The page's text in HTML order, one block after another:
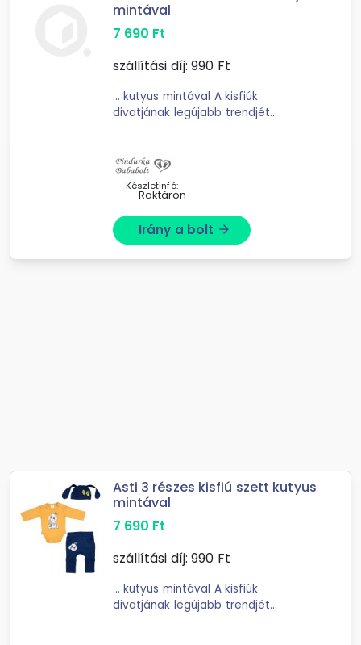
mintával
7 690 Ft
szállítási díj: 990 Ft
... kutyus mintával A kisfiúk
divatjának legújabb trendjét
Magyarországról származik. Az
összeállításban található hosszú ...
Készletinfó:
Raktáron
Irány a bolt arrow_forward
Asti 3 részes kisfiú szett kutyus
mintával
7 690 Ft
szállítási díj: 990 Ft
... kutyus mintával A kisfiúk
divatjának legújabb trendjét